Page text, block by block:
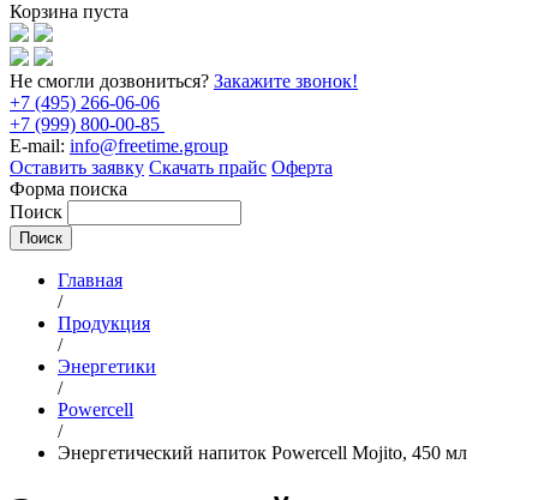
Корзина пуста
Не смогли дозвониться? Закажите звонок!
+7 (495) 266-06-06
+7 (999) 800-00-85
E-mail: info@freetime.group
Оставить заявку Скачать прайс Оферта
Форма поиска
Поиск
Главная
/
Продукция
/
Энергетики
/
Powercell
/
Энергетический напиток Powercell Mojito, 450 мл